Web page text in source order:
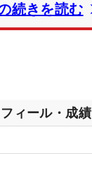
続きを読む
ィール・成績